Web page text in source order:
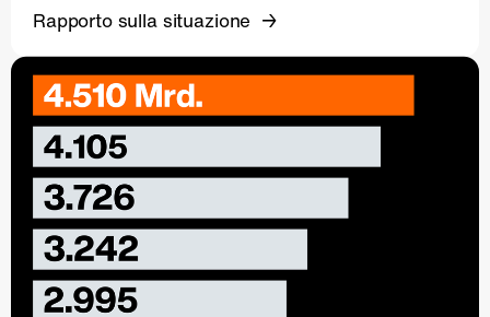
Rapporto sulla situazione